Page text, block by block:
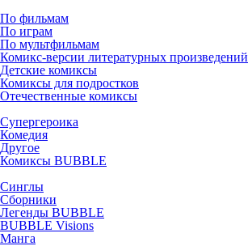
По фильмам
По играм
По мультфильмам
Комикс-версии литературных произведений
Детские комиксы
Комиксы для подростков
Отечественные комиксы
Супергероика
Комедия
Другое
Комиксы BUBBLE
Синглы
Сборники
Легенды BUBBLE
BUBBLE Visions
Манга